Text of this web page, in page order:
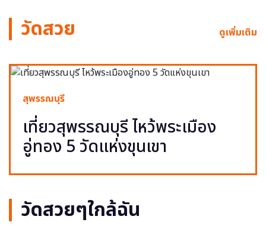
วัดสวย ดูเพิ่มเติม
สุพรรณบุรี
เที่ยวสุพรรณบุรี ไหว้พระเมือง
อู่ทอง 5 วัดแห่งขุนเขา
วัดสวยๆใกล้ฉัน